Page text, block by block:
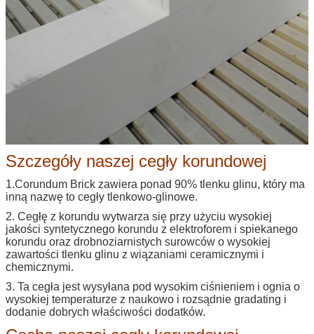
Szczegóły naszej cegły korundowej
1.Corundum Brick zawiera ponad 90% tlenku glinu, który ma
inną nazwę to cegły tlenkowo-glinowe.
2. Cegłę z korundu wytwarza się przy użyciu wysokiej
jakości syntetycznego korundu z elektroforem i spiekanego
korundu oraz drobnoziarnistych surowców o wysokiej
zawartości tlenku glinu z wiązaniami ceramicznymi i
chemicznymi.
3. Ta cegła jest wysyłana pod wysokim ciśnieniem i ognia o
wysokiej temperaturze z naukowo i rozsądnie gradating i
dodanie dobrych właściwości dodatków.